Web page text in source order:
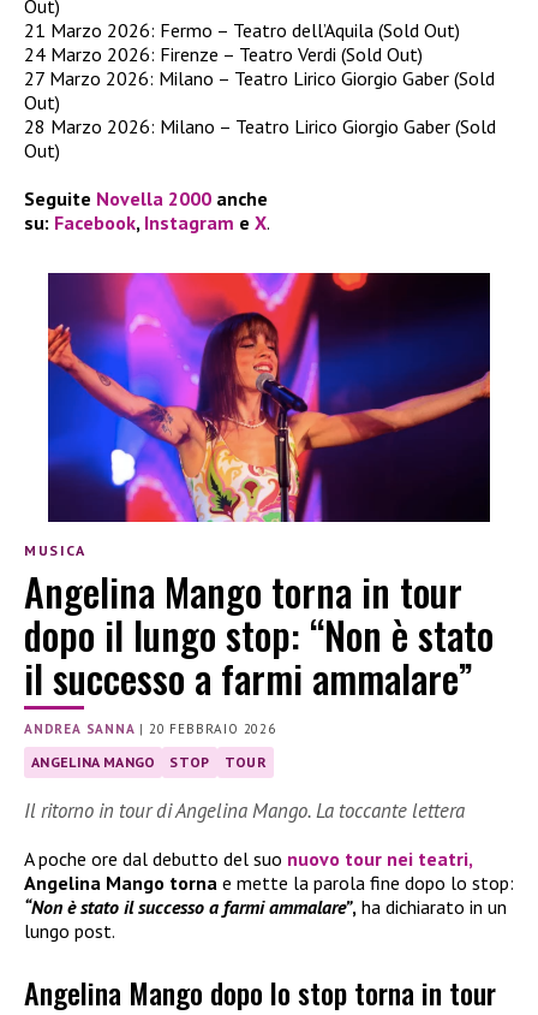
Out)
21 Marzo 2026: Fermo – Teatro dell’Aquila (Sold Out)
24 Marzo 2026: Firenze – Teatro Verdi (Sold Out)
27 Marzo 2026: Milano – Teatro Lirico Giorgio Gaber (Sold
Out)
28 Marzo 2026: Milano – Teatro Lirico Giorgio Gaber (Sold
Out)
Seguite Novella 2000 anche
su: Facebook, Instagram e X.
MUSICA
Angelina Mango torna in tour
dopo il lungo stop: “Non è stato
il successo a farmi ammalare”
ANDREA SANNA |20 FEBBRAIO 2026
ANGELINA MANGO STOP TOUR
Il ritorno in tour di Angelina Mango. La toccante lettera
A poche ore dal debutto del suo nuovo tour nei teatri,
Angelina Mango torna e mette la parola fine dopo lo stop:
“Non è stato il successo a farmi ammalare”, ha dichiarato in un
lungo post.
Angelina Mango dopo lo stop torna in tour